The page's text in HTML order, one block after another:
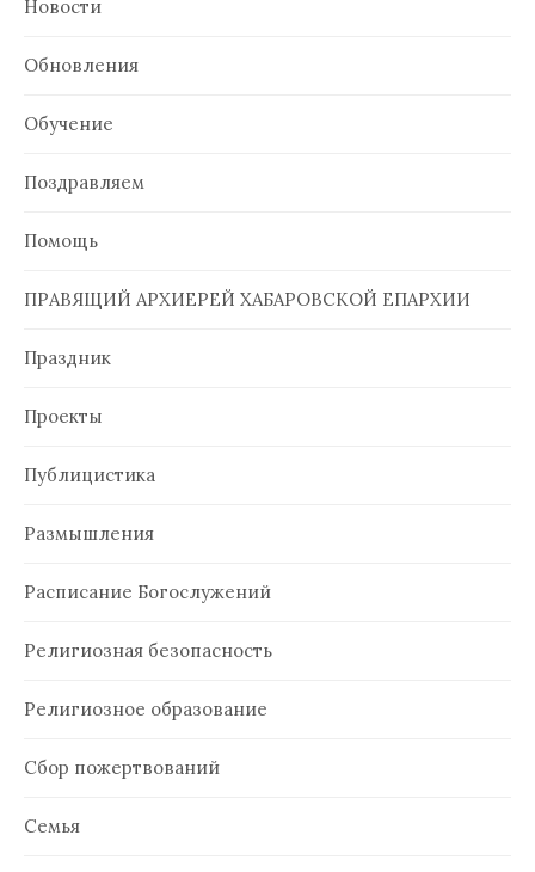
Новости
Обновления
Обучение
Поздравляем
Помощь
ПРАВЯЩИЙ АРХИЕРЕЙ ХАБАРОВСКОЙ ЕПАРХИИ
Праздник
Проекты
Публицистика
Размышления
Расписание Богослужений
Религиозная безопасность
Религиозное образование
Сбор пожертвований
Семья